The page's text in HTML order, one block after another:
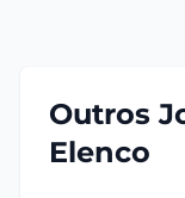
Outros
Elenco